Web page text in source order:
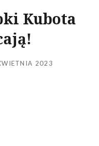
Kubota
2023